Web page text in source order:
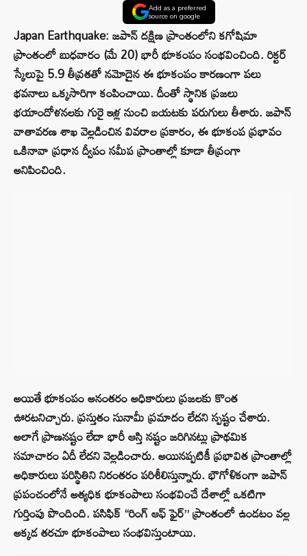
Add as a preferred
source on google
Japan Earthquake: జపాన్ దక్షిణ ప్రాంతంలోని కగోషిమా
ప్రాంతంలో బుధవారం (మే 20) భారీ భూకంపం సంభవించింది. రిక్టర్
స్కేలుపై 5.9 తీవ్రతతో నమోదైన ఈ భూకంపం కారణంగా పలు
భవనాలు ఒక్కసారిగా కంపించాయి. దీంతో స్థానిక ప్రజలు
భయాందోళనలకు గురై ఇళ్ల నుంచి బయటకు పరుగులు తీశారు. జపాన్
వాతావరణ శాఖ వెల్లడించిన వివరాల ప్రకారం, ఈ భూకంప ప్రభావం
ఒకినావా ప్రధాన ద్వీపం సమీప ప్రాంతాల్లో కూడా తీవ్రంగా
అనిపించింది.
అయితే భూకంపం అనంతరం అధికారులు ప్రజలకు కొంత
ఊరటనిచ్చారు. ప్రస్తుతం సునామీ ప్రమాదం లేదని స్పష్టం చేశారు.
అలాగే ప్రాణనష్టం లేదా భారీ ఆస్తి నష్టం జరిగినట్లు ప్రాథమిక
సమాచారం ఏదీ లేదని వెల్లడించారు. అయినప్పటికీ ప్రభావిత ప్రాంతాల్లో
అధికారులు పరిస్థితిని నిరంతరం పరిశీలిస్తున్నారు. భౌగోళికంగా జపాన్
ప్రపంచంలోనే అత్యధిక భూకంపాలు సంభవించే దేశాల్లో ఒకటిగా
గుర్తింపు పొందింది. పసిఫిక్ “రింగ్ ఆఫ్ ఫైర్” ప్రాంతంలో ఉండటం వల్ల
అక్కడ తరచూ భూకంపాలు సంభవిస్తుంటాయి.